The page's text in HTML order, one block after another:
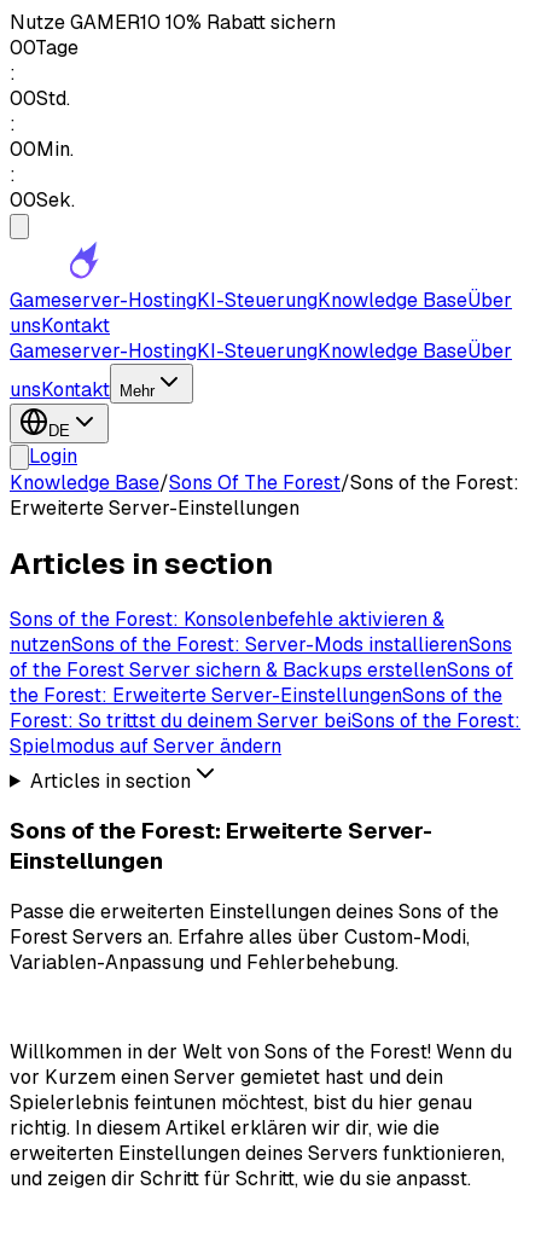
NutzeGAMER10 10% Rabatt sichern
00Tage
:
00Std.
:
00Min.
:
00Sek.
Gameserver-HostingKI-SteuerungKnowledge BaseÜber
unsKontakt
Gameserver-HostingKI-SteuerungKnowledge BaseÜber
unsKontakt Mehr
DE
Login
Knowledge Base/Sons Of The Forest/Sons of the Forest:
Erweiterte Server-Einstellungen
Articles in section
Sons of the Forest: Konsolenbefehle aktivieren &
nutzenSons of the Forest: Server-Mods installierenSons
of the Forest Server sichern & Backups erstellenSons of
the Forest: Erweiterte Server-EinstellungenSons of the
Forest: So trittst du deinem Server beiSons of the Forest:
Spielmodus auf Server ändern
Articles in section
Sons of the Forest: Erweiterte Server-
Einstellungen
Passe die erweiterten Einstellungen deines Sons of the
Forest Servers an. Erfahre alles über Custom-Modi,
Variablen-Anpassung und Fehlerbehebung.
Willkommen in der Welt von Sons of the Forest! Wenn du
vor Kurzem einen Server gemietet hast und dein
Spielerlebnis feintunen möchtest, bist du hier genau
richtig. In diesem Artikel erklären wir dir, wie die
erweiterten Einstellungen deines Servers funktionieren,
und zeigen dir Schritt für Schritt, wie du sie anpasst.